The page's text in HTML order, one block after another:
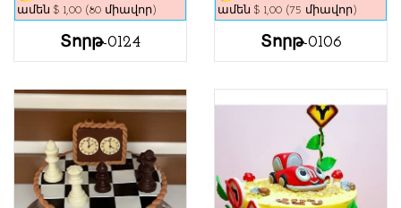
ամեն $ 1,00 (80 միավոր)
Տորթ-0124
ամեն $ 1,00 (75 միավոր)
Տորթ-0106